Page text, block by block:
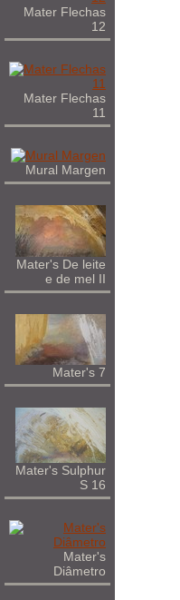
Mater Flechas
12
Mater Flechas
11
Mural Margen
Mater's De leite
e de mel II
Mater's 7
Mater's Sulphur
S 16
Mater's
Diâmetro